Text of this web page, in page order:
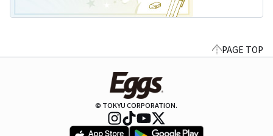
PAGE TOP
© TOKYU CORPORATION.